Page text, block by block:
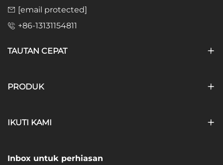
[email protected]
+86-13131154811
TAUTAN CEPAT
PRODUK
IKUTI KAMI
Inbox untuk perhiasan